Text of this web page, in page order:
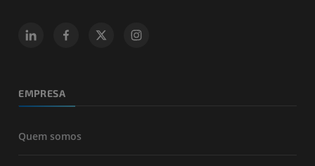
EMPRESA
Quem somos